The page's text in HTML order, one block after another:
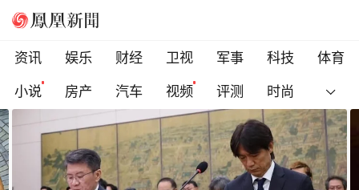
资讯 娱乐 财经 卫视 军事 科技
体育
小说
房产 汽车 视频 评测 时尚